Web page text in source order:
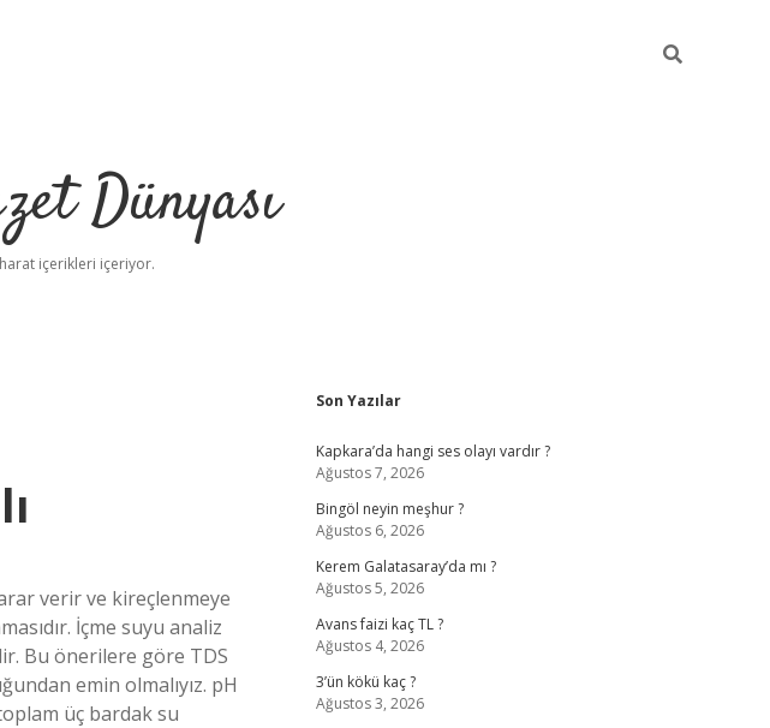
Dünyası
içerikleri içeriyor.
verir ve kireçlenmeye
İçme suyu analiz
Bu önerilere göre TDS
emin olmalıyız. pH
üç bardak su
Sidebar
Son Yazılar
Kapkara’da hangi ses olayı vardır ?
Ağustos 7, 2026
Bingöl neyin meşhur ?
Ağustos 6, 2026
Kerem Galatasaray’da mı ?
Ağustos 5, 2026
Avans faizi kaç TL ?
Ağustos 4, 2026
3’ün kökü kaç ?
Ağustos 3, 2026